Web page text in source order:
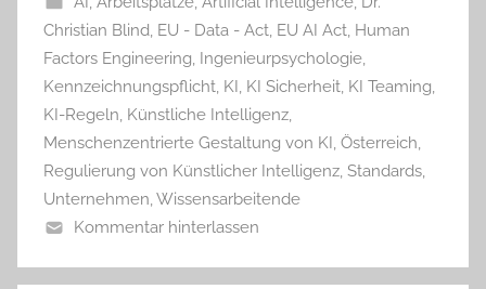
Christian Blind, EU - Data - Act, EU AI Act, Human
Factors Engineering, Ingenieurpsychologie,
Kennzeichnungspflicht, KI, KI Sicherheit, KI Teaming,
KI-Regeln, Künstliche Intelligenz,
Menschenzentrierte Gestaltung von KI, Österreich,
Regulierung von Künstlicher Intelligenz, Standards,
Unternehmen,Wissensarbeitende
Kommentar hinterlassen